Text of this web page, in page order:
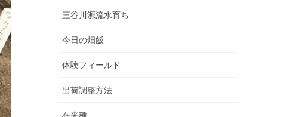
三谷川源流水育ち
今日の畑飯
体験フィールド
出荷調整方法